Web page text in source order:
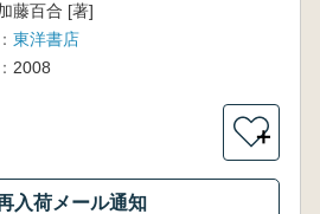
藤百合 [著]
東洋書店
2008
＋
入荷メール通知